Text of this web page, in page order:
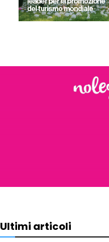
Ultimi articoli